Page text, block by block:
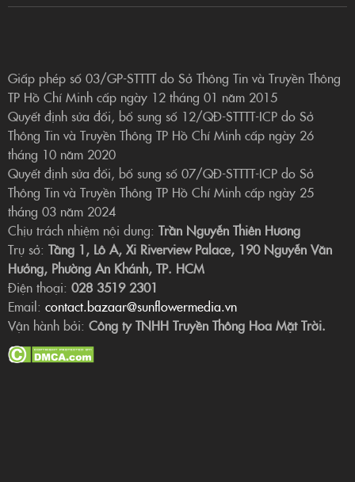
Giấp phép số 03/GP-STTTT do Sở Thông Tin và Truyền Thông
TP Hồ Chí Minh cấp ngày 12 tháng 01 năm 2015
Quyết định sửa đổi, bổ sung số 12/QĐ-STTTT-ICP do Sở
Thông Tin và Truyền Thông TP Hồ Chí Minh cấp ngày 26
tháng 10 năm 2020
Quyết định sửa đổi, bổ sung số 07/QĐ-STTTT-ICP do Sở
Thông Tin và Truyền Thông TP Hồ Chí Minh cấp ngày 25
tháng 03 năm 2024
Chịu trách nhiệm nội dung: Trần Nguyễn Thiên Hương
Trụ sở: Tầng 1, Lô A, Xi Riverview Palace, 190 Nguyễn Văn
Hưởng, Phường An Khánh, TP. HCM
Điện thoại: 028 3519 2301
Email: contact.bazaar@sunflowermedia.vn
Vận hành bởi: Công ty TNHH Truyền Thông Hoa Mặt Trời.